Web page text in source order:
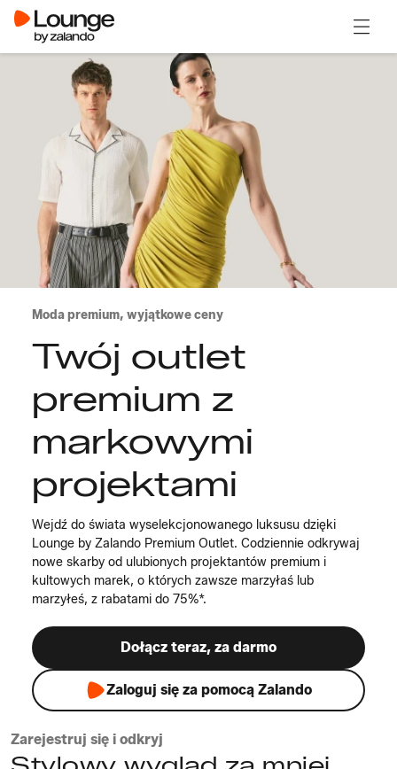
Moda premium, wyjątkowe ceny
Twój outlet
premium z
markowymi
projektami
Wejdź do świata wyselekcjonowanego luksusu dzięki
Lounge by Zalando Premium Outlet. Codziennie odkrywaj
nowe skarby od ulubionych projektantów premium i
kultowych marek, o których zawsze marzyłaś lub
marzyłeś, z rabatami do 75%*.
Dołącz teraz, za darmo
Zaloguj się za pomocą Zalando
Zarejestruj się i odkryj